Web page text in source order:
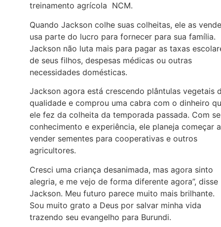
treinamento agrícola NCM.
Quando Jackson colhe suas colheitas, ele as
usa parte do lucro para fornecer para sua família.
Jackson não luta mais para pagar as taxas
de seus filhos, despesas médicas ou outras
necessidades domésticas.
Jackson agora está crescendo plântulas vegetais
qualidade e comprou uma cabra com o dinheiro
ele fez da colheita da temporada passada. Com
conhecimento e experiência, ele planeja começar a
vender sementes para cooperativas e outros
agricultores.
Cresci uma criança desanimada, mas agora sinto
alegria, e me vejo de forma diferente agora”, disse
Jackson. Meu futuro parece muito mais brilhante.
Sou muito grato a Deus por salvar minha vida
trazendo seu evangelho para Burundi.